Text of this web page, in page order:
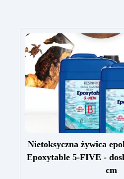
Nietoksyczna żywica
Epoxytable 5-FIVE -
cm